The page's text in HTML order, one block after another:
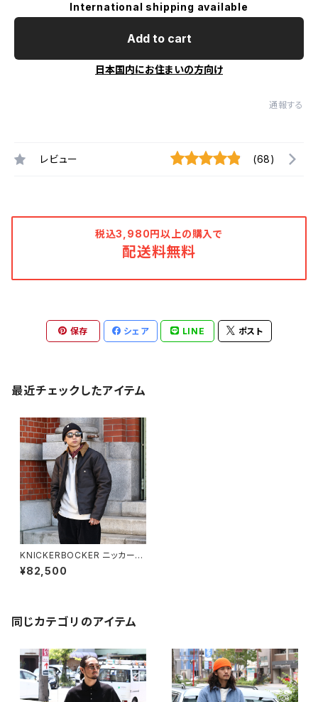
International shipping available
Add to cart
日本国内にお住まいの方向け
通報する
レビュー (68)
税込3,980円以上の購入で
配送料無料
保存 シェア LINE ポスト
最近チェックしたアイテム
KNICKERBOCKER ニッカーボ
ッカー Pacific Jungle Cloth
Primaloft? Fill Jacket パシフ
¥82,500
同じカテゴリのアイテム